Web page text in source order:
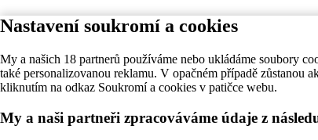
Nastavení soukromí a cookies
My a našich 18 partnerů používáme nebo ukládáme soubory
také personalizovanou reklamu. V opačném případě
kliknutím na odkaz Soukromí a cookies v patičce webu.
My a naši partneři zpracováváme údaje z